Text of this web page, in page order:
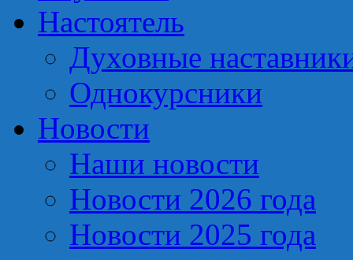
Настоятель
Духовные
Однокурсники
Новости
Наши новости
Новости 2026 года
Новости 2025 года